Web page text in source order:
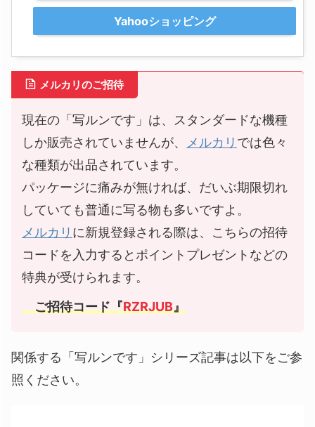
Yahooショッピング
メルカリのご招待
現在の「写ルンです」は、スタンダードな機種
しか販売されていませんが、
メルカリ では色々
な種類が出品されています。
パッケージに痛みが無ければ、だいぶ期限切れ
していても普通に写る物も多いですよ。
メルカリ に新規登録される際は、こちらの招待
コードを入力するとポイントプレゼントなどの
特典が受けられます。
ご招待コード『RZRJUB』
関係する「写ルンです」シリーズ記事は以下をご参
照ください。